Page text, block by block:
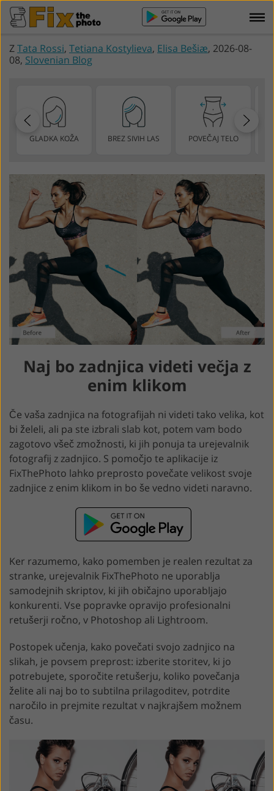
ZTata Rossi, Tetiana Kostylieva, Elisa Bešiæ, 2026-08-
08, Slovenian Blog
GLADKA KOŽA BREZ SIVIH LAS POVEČAJ TELO
Naj bo zadnjica videti večja z
enim klikom
Če vaša zadnjica na fotografijah ni videti tako velika, kot
bi želeli, ali pa ste izbrali slab kot, potem vam bodo
zagotovo všeč zmožnosti, ki jih ponuja ta urejevalnik
fotografij z zadnjico. S pomočjo te aplikacije iz
FixThePhoto lahko preprosto povečate velikost svoje
zadnjice z enim klikom in bo še vedno videti naravno.
Ker razumemo, kako pomemben je realen rezultat za
stranke, urejevalnik FixThePhoto ne uporablja
samodejnih skriptov, ki jih običajno uporabljajo
konkurenti. Vse popravke opravijo profesionalni
retušerji ročno, v Photoshop ali Lightroom.
Postopek učenja, kako povečati svojo zadnjico na
slikah, je povsem preprost: izberite storitev, ki jo
potrebujete, sporočite retušerju, koliko povečanja
želite ali naj bo to subtilna prilagoditev, potrdite
naročilo in prejmite rezultat v najkrajšem možnem
času.